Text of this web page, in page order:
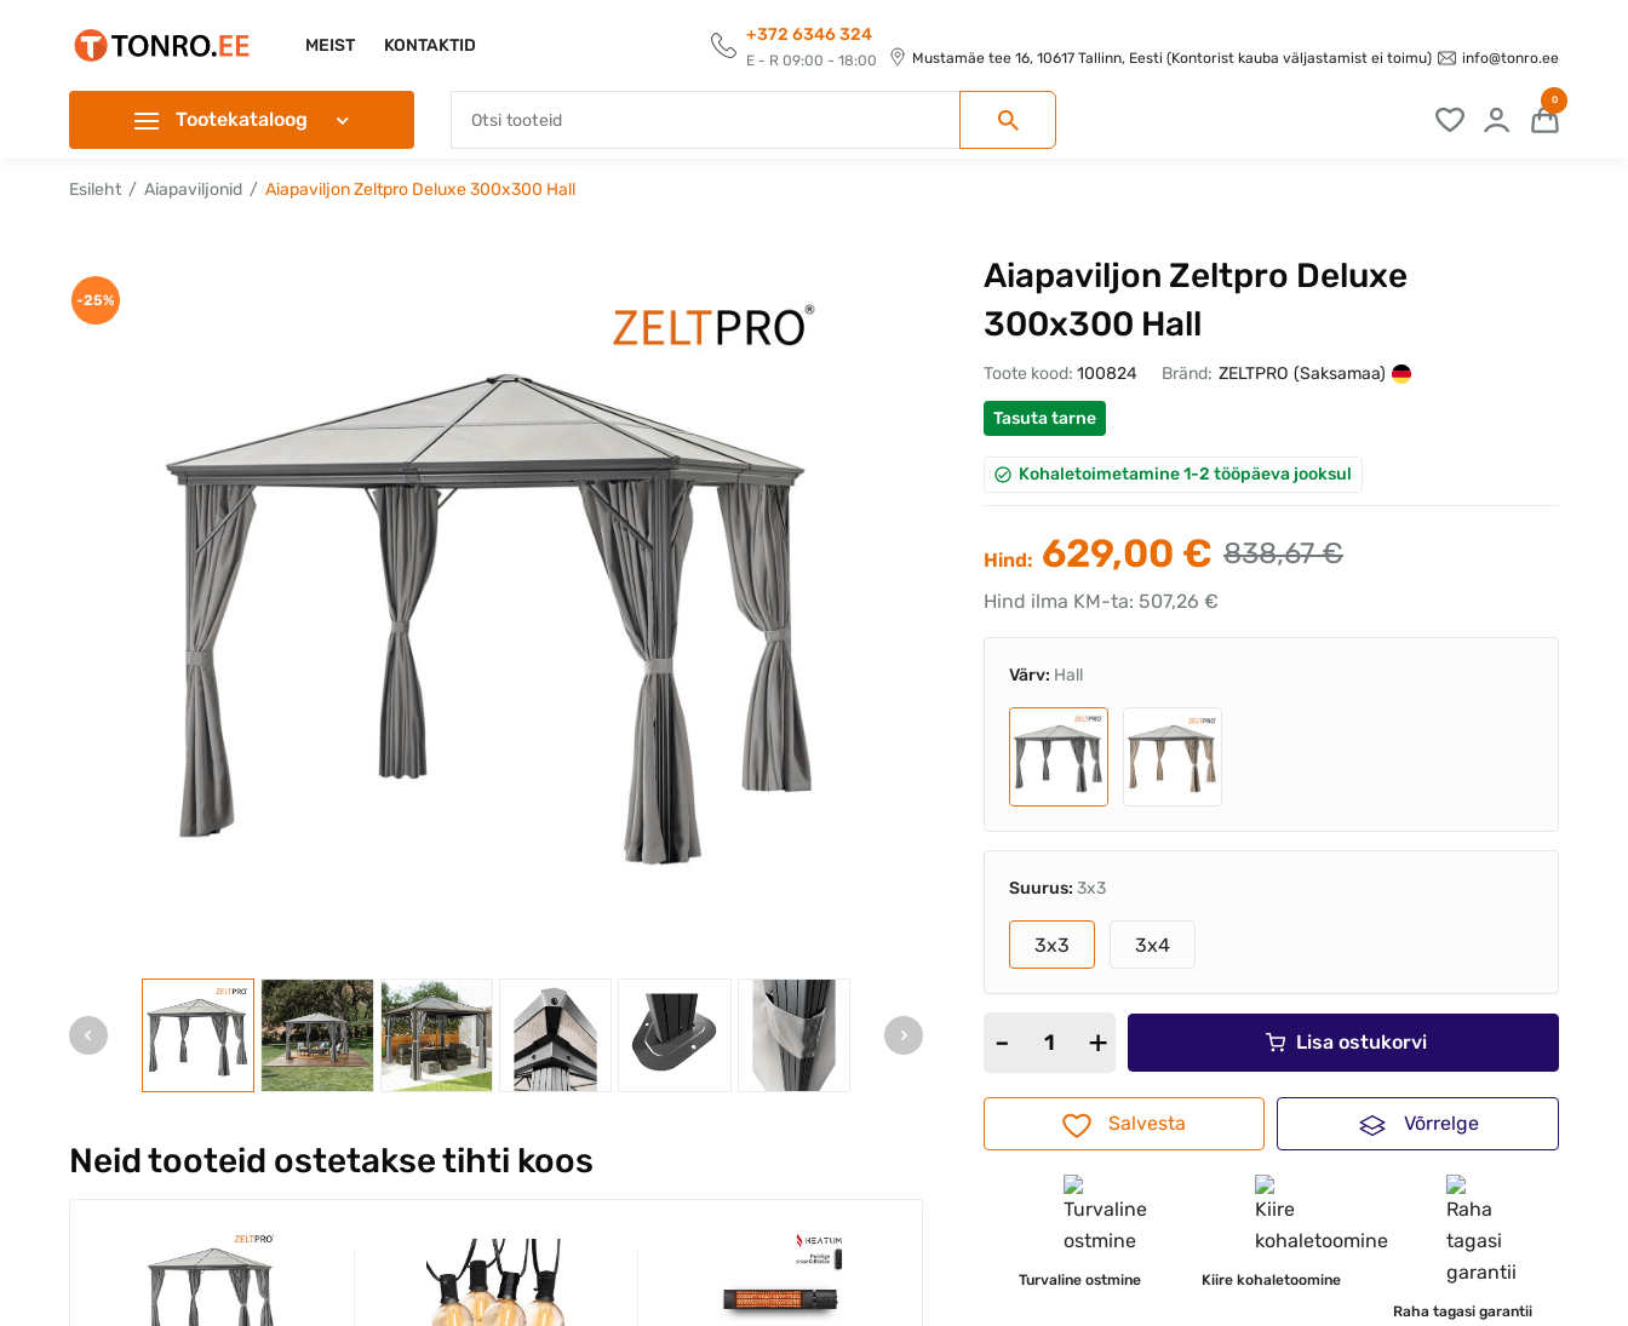
MEIST KONTAKTID
+372 6346 324
E - R 09:00 - 18:00 Mustamäe tee 16, 10617 Tallinn, Eesti (Kontorist kauba väljastamist ei toimu) info@tonro.ee
Tootekataloog
0
Esileht Aiapaviljonid Aiapaviljon Zeltpro Deluxe 300x300 Hall
-25%
Neid tooteid ostetakse tihti koos
Aiapaviljon Zeltpro Deluxe
300x300 Hall
Toote kood: 100824 Bränd: ZELTPRO (Saksamaa)
Tasuta tarne
Kohaletoimetamine 1-2 tööpäeva jooksul
Hind: 629,00 € 838,67 €
Hind ilma KM-ta: 507,26 €
Värv: Hall
Suurus: 3x3
3x3 3x4
Lisa ostukorvi
Salvesta Võrrelge
Turvaline ostmine
Kiire kohaletoomine
Raha tagasi garantii